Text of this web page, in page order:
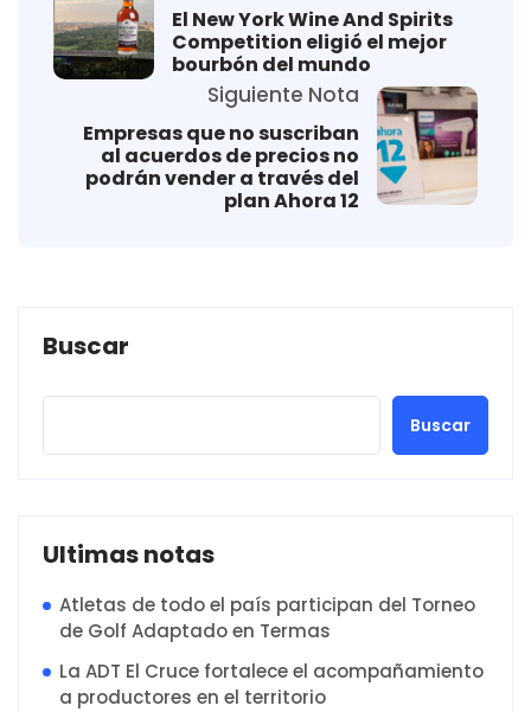
El New York Wine And Spirits
Competition eligió el mejor
bourbón del mundo
Siguiente Nota
Empresas que no suscriban
al acuerdos de precios no
podrán vender a través del
plan Ahora 12
Buscar
Buscar
Ultimas notas
Atletas de todo el país participan del Torneo
de Golf Adaptado en Termas
La ADT El Cruce fortalece el acompañamiento
a productores en el territorio